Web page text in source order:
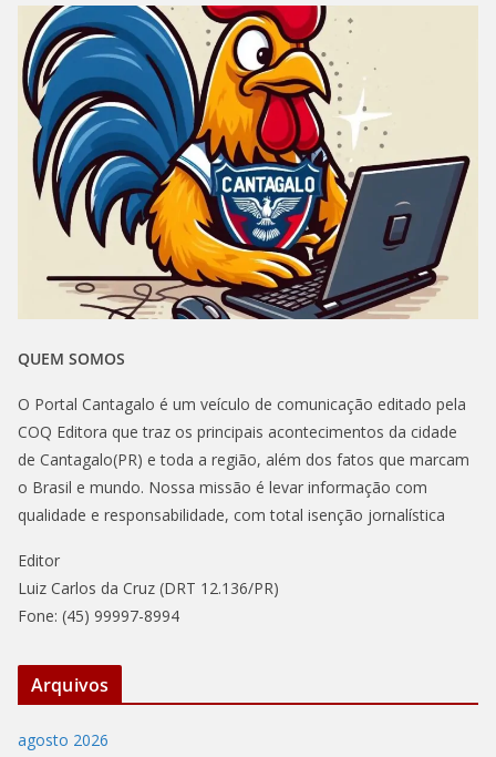
QUEM SOMOS
O Portal Cantagalo é um veículo de comunicação editado pela
COQ Editora que traz os principais acontecimentos da cidade
de Cantagalo(PR) e toda a região, além dos fatos que marcam
o Brasil e mundo. Nossa missão é levar informação com
qualidade e responsabilidade, com total isenção jornalística
Editor
Luiz Carlos da Cruz (DRT 12.136/PR)
Fone: (45) 99997-8994
Arquivos
agosto 2026